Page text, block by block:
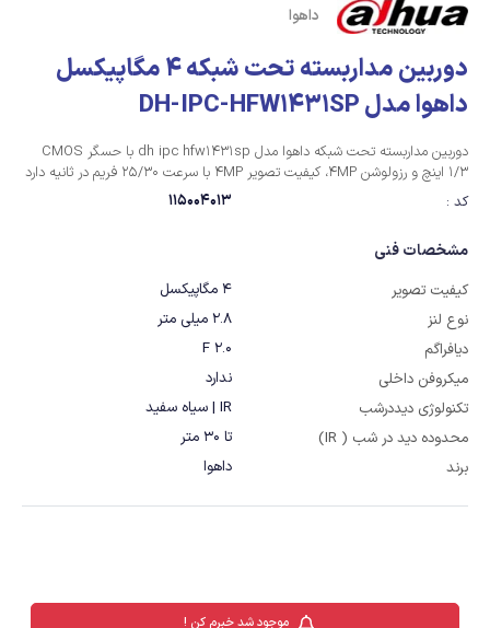
داهوا
دوربین مداربسته تحت شبکه 4 مگاپیکسل
داهوا مدل DH-IPC-HFW1431SP
دوربین مداربسته تحت شبکه داهوا مدل dh ipc hfw1431sp با حسگر CMOS
1/3 اینچ و رزولوشن 4MP، کیفیت تصویر 4MP با سرعت 25/30 فریم در ثانیه دارد
کد :
115004013
مشخصات فنی
کیفیت تصویر
4 مگاپیکسل
نوع لنز
2.8 میلی متر
دیافراگم
F 2.0
میکروفن داخلی
ندارد
تکنولوژی دیددرشب
IR | سیاه سفید
محدوده دید در شب ( IR)
تا 30 متر
برند
داهوا
موجود شد خبرم کن !